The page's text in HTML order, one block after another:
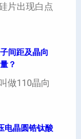
片出现白点
间距及晶向
？
做110晶向
电晶圆锆钛酸